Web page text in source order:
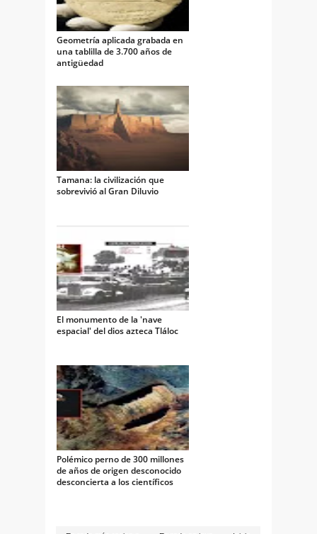
Geometría aplicada grabada en
una tablilla de 3.700 años de
antigüedad
Tamana: la civilización que
sobrevivió al Gran Diluvio
El monumento de la 'nave
espacial' del dios azteca Tláloc
Polémico perno de 300 millones
de años de origen desconocido
desconcierta a los científicos